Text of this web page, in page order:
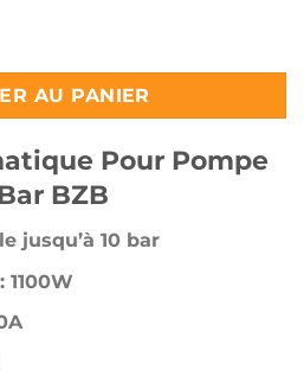
AU PANIER
Pour Pompe
BZB
jusqu’à 10 bar
1100W